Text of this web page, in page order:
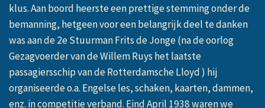
klus. Aan boord heerste een prettige stemming onder de
bemanning, hetgeen voor een belangrijk deel te danken
was aan de 2e Stuurman Frits de Jonge (na de oorlog
Gezagvoerder van de Willem Ruys het laatste
passagiersschip van de Rotterdamsche Lloyd ) hij
organiseerde o.a. Engelse les, schaken, kaarten, dammen,
enz. in competitie verband. Eind April 1938 waren we